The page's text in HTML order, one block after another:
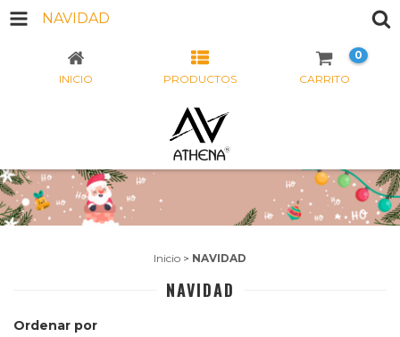
NAVIDAD
INICIO PRODUCTOS CARRITO
0
Inicio > NAVIDAD
NAVIDAD
Ordenar por